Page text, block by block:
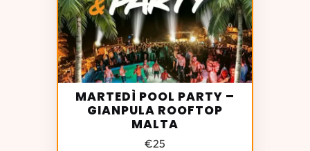
MARTEDÌ POOL PARTY –
GIANPULA ROOFTOP
MALTA
€25